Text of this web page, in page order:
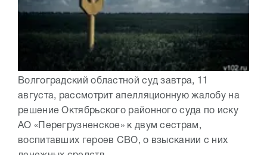
Волгоградский областной суд завтра, 11
августа, рассмотрит апелляционную жалобу на
решение Октябрьского районного суда по иску
АО «Перегрузненское» к двум сестрам,
воспитавших героев СВО, о взыскании с них